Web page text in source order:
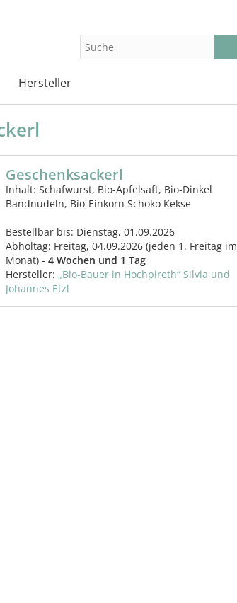
Hersteller
Geschenksackerl
Inhalt: Schafwurst, Bio-Apfelsaft, Bio-Dinkel
Bandnudeln, Bio-Einkorn Schoko Kekse
Bestellbar bis: Dienstag, 01.09.2026
Abholtag: Freitag, 04.09.2026 (jeden 1. Freitag im
Monat) - 4 Wochen und 1 Tag
Hersteller: „Bio-Bauer in Hochpireth“ Silvia und
Johannes Etzl